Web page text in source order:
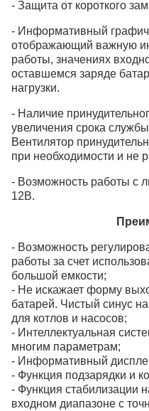
- Защита от короткого
- Информативный
отображающий важную
работы, значениях
оставшемся заряде
нагрузки.
- Наличие
увеличения срока
Вентилятор
при необходимости и не
- Возможность работы с
12В.
- Возможность
работы за счет
большой емкости;
- Не искажает форму
батарей. Чистый синус
для котлов и насосов;
- Интеллектуальная
многим параметрам;
- Информативный
- Функция подзарядки и
- Функция стабилизации
входном диапазоне с